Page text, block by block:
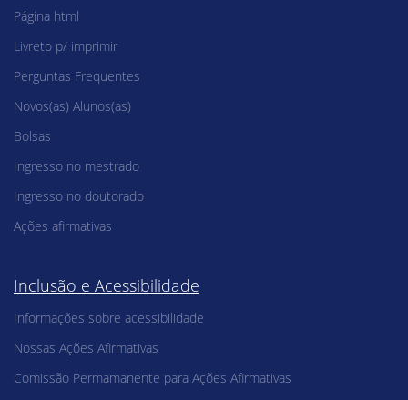
Página html
Livreto p/ imprimir
Perguntas Frequentes
Novos(as) Alunos(as)
Bolsas
Ingresso no mestrado
Ingresso no doutorado
Ações afirmativas
Inclusão e Acessibilidade
Informações sobre acessibilidade
Nossas Ações Afirmativas
Comissão Permamanente para Ações Afirmativas